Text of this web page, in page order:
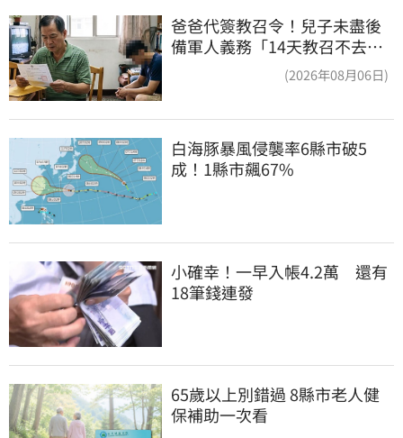
爸爸代簽教召令！兒子未盡後
備軍人義務「14天教召不去」
(2026年08月06日)
白海豚暴風侵襲率6縣市破5
成！1縣市飆67%
小確幸！一早入帳4.2萬　還有
18筆錢連發
65歲以上別錯過 8縣市老人健
保補助一次看